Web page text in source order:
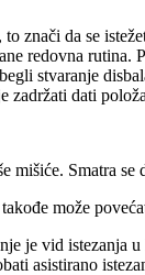
znači da se
redovna rutina.
stvaranje
zadržati dati
Smatra
može
je vid
asistirano